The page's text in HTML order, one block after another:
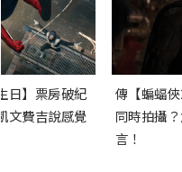
日】票房破紀
文費吉說感覺
傳【蝙蝠俠
同時拍攝
言！